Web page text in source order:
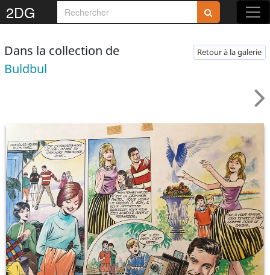
2DG
Dans la collection de
Buldbul
Retour à la galerie